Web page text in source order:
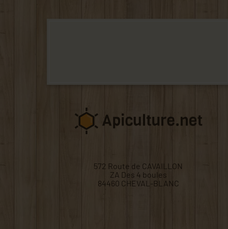
572 Route de CAVAILLON
ZA Des 4 boules
84460 CHEVAL-BLANC